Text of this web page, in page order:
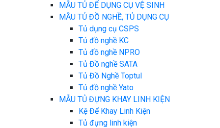
MẪU TỦ ĐỂ DỤNG CỤ VỆ SINH
MẪU TỦ ĐỒ NGHỀ, TỦ DỤNG CỤ
Tủ dụng cụ CSPS
Tủ đồ nghề KC
Tủ đồ nghề NPRO
Tủ Đồ nghề SATA
Tủ Đồ Nghề Toptul
Tủ đồ nghề Yato
MẪU TỦ ĐỰNG KHAY LINH KIỆN
Kệ Để Khay Linh Kiện
Tủ đựng linh kiện